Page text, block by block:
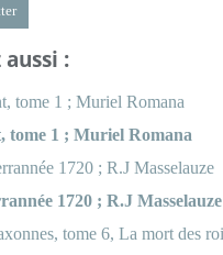
:
tome 1 ; Muriel Romana
1720 ; R.J Masselauze